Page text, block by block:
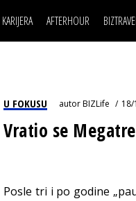
KARIJERA
MOJ UGAO
USAVRŠAVANJE
AFTERHOUR
STIL
POSAO
USAVRŠAVANJE
KNOW-HOW
FILM I SCENA
STIL
WELLBEING
U FOKUSU autorBIZLife
Vratio se
Posle tri i po godine